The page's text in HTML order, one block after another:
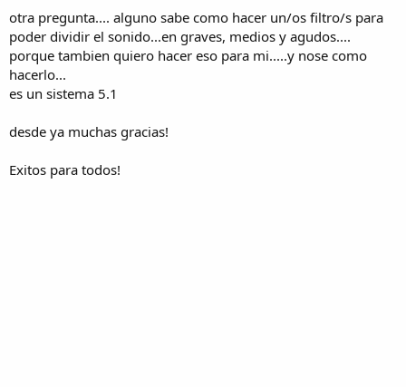
otra pregunta.... alguno sabe como hacer un/os filtro/s para
poder dividir el sonido...en graves, medios y agudos....
porque tambien quiero hacer eso para mi.....y nose como
hacerlo...
es un sistema 5.1
desde ya muchas gracias!
Exitos para todos!